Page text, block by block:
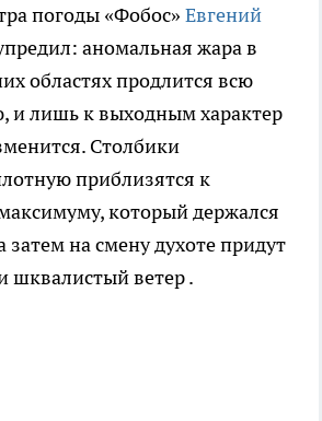
погоды «Фобос» Евгений
аномальная жара в
областях продлится всю
и лишь к выходным характер
Столбики
приблизятся к
который держался
затем на смену духоте придут
шквалистый ветер .